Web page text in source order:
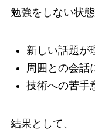
勉強をしない状態
新しい話題が
周囲との会話
技術への苦手
結果として、